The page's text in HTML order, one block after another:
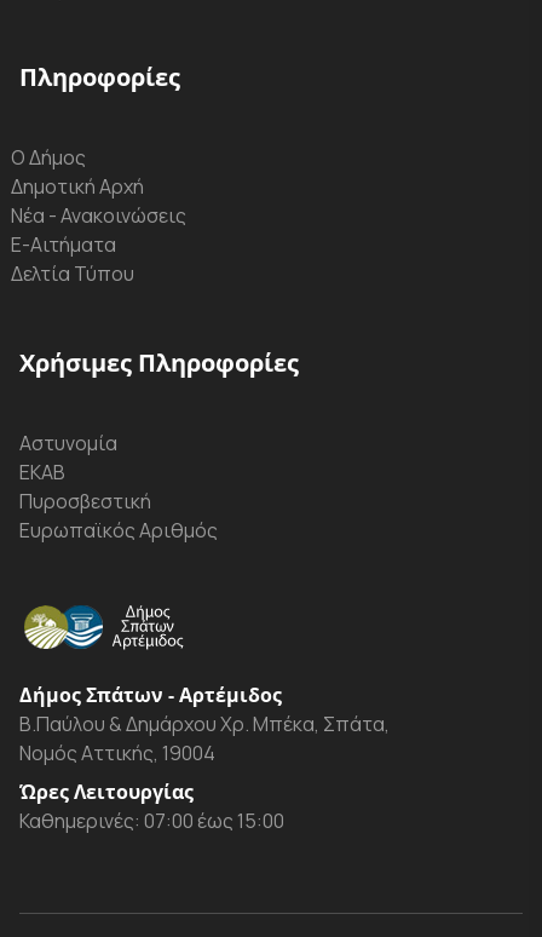
Πληροφορίες
Ο Δήμος
Δημοτική Αρχή
Νέα - Ανακοινώσεις
Ε-Αιτήματα
Δελτία Τύπου
Χρήσιμες Πληροφορίες
Αστυνομία
ΕΚΑΒ
Πυροσβεστική
Ευρωπαϊκός Αριθμός
Δήμος Σπάτων - Αρτέμιδος
Β.Παύλου & Δημάρχου Χρ. Μπέκα, Σπάτα,
Νομός Αττικής, 19004
Ώρες Λειτουργίας
Καθημερινές: 07:00 έως 15:00